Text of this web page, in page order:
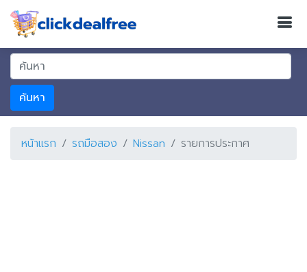
ค้นหา
หน้าแรก รถมือสอง Nissan รายการประกาศ